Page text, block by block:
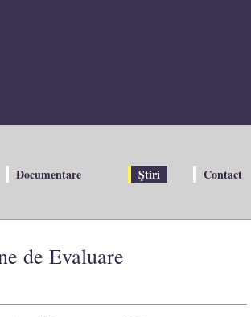
Documentare Ştiri Contact
de Evaluare